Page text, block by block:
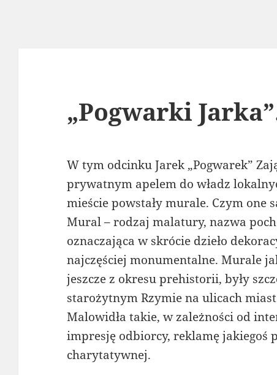
„Pogwarki
W tym odcinku Jarek „Pogwarek”
prywatnym apelem do władz
mieście powstały murale. Czym one
Mural – rodzaj malatury, nazwa
oznaczająca w skrócie dzieło
najczęściej monumentalne. Murale
jeszcze z okresu prehistorii, były
starożytnym Rzymie na ulicach
Malowidła takie, w zależności od
impresję odbiorcy, reklamę
charytatywnej.